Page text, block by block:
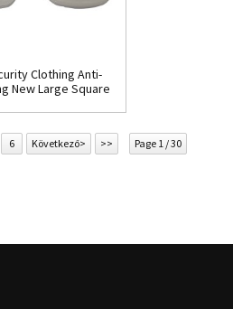
Clothing Anti-
New Large Square
6 Következő> >> Page 1 / 30